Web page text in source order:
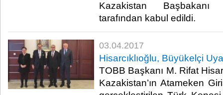
Kazakistan
tarafından kabul edildi.​
03.04.2017
Hisarcıklıoğlu, Büyükelçi
TOBB Başkanı M. Rifat
Kazakistan’ın Atameken